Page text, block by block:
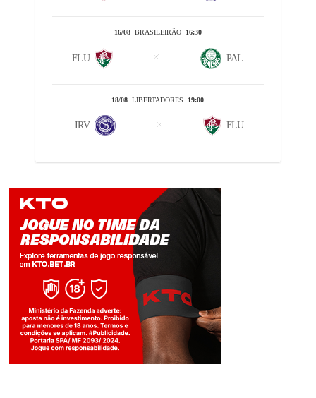
16/08BRASILEIRÃO 16:30
FLU PAL
18/08 LIBERTADORES 19:00
IRV FLU